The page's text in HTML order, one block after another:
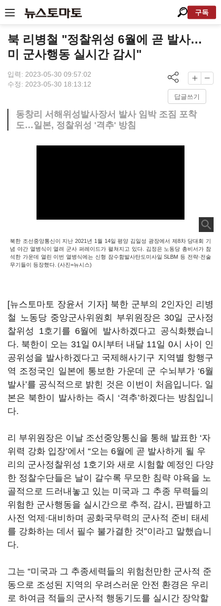
구독
북 리병철 "정찰위성 6월에 곧 발사…
미 군사행동 실시간 감시"
입력: 2023-05-30 09:57:02
수정: 2023-05-30 18:13:12
답글쓰기
동창리 서해위성발사장서 발사 임박 조짐 포착
도…일본, 정찰위성 '격추' 방침
북한 조선중앙통신이 지난 2021년 1월 14일 평양 김일성 광장에서 제8차 당대회 기
념 야간 열병식이 열려 군사 퍼레이드가 펼쳐지고 있다. 김정은 노동당 총비서가 참
석한 가운데 열린 이번 열병식에는 신형 잠수함발사탄도미사일 SLBM 등 전략·전술
무기들이 등장했다. (사진=뉴시스)
[뉴스토마토 장윤서 기자] 북한 군부의 2인자인 리병
철 노동당 중앙군사위원회 부위원장은 30일 군사정
찰위성 1호기를 6월에 발사하겠다고 공식화했습니
다. 북한이 오는 31일 0시부터 내달 11일 0시 사이 인
공위성을 발사하겠다고 국제해사기구 지역별 항행구
역 조정국인 일본에 통보한 가운데 군 수뇌부가 ‘6월
발사’를 공식적으로 밝힌 것은 이번이 처음입니다. 일
본은 북한이 발사하는 즉시 ‘격추’하겠다는 방침입니
다.
리 부위원장은 이날 조선중앙통신을 통해 발표한 ‘자
위력 강화 입장’에서 “오는 6월에 곧 발사하게 될 우
리의 군사정찰위성 1호기와 새로 시험할 예정인 다양
한 정찰수단들은 날이 갈수록 무모한 침략 야욕을 노
골적으로 드러내놓고 있는 미국과 그 추종 무력들의
위험한 군사행동을 실시간으로 추적, 감시, 판별하고
사전 억제·대비하며 공화국무력의 군사적 준비 태세
를 강화하는 데서 필수 불가결한 것”이라고 말했습니
다.
그는 “미국과 그 추종세력들의 위험천만한 군사적 준
동으로 조성된 지역의 우려스러운 안전 환경은 우리
로 하여금 적들의 군사적 행동기도를 실시간 장악할